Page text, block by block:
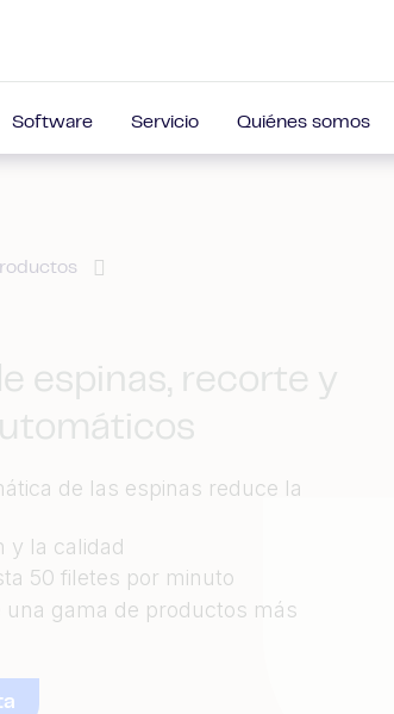
Software Servicio Quiénes somos
espinas, recorte y
de las espinas reduce la
y la calidad
50 filetes por minuto
una gama de productos más